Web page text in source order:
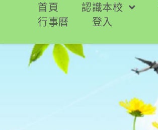
要
首頁 認識本校
行事曆
登入